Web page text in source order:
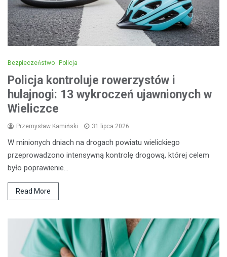
Bezpieczeństwo Policja
Policja kontroluje rowerzystów i
hulajnogi: 13 wykroczeń ujawnionych w
Wieliczce
Przemysław Kamiński 31 lipca 2026
W minionych dniach na drogach powiatu wielickiego
przeprowadzono intensywną kontrolę drogową, której celem
było poprawienie…
Read More